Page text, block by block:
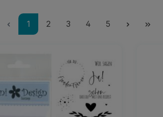
Seite
1 Seite
2 Seite
3 Seite
4 Seite
5